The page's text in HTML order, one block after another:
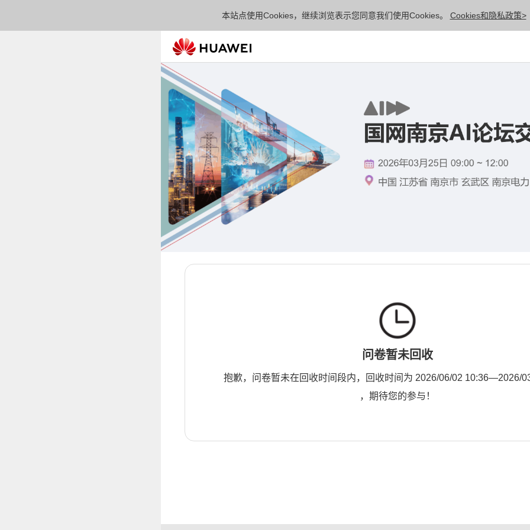
本站点使用Cookies，继续浏览表示您同意我们使用Cookies。 Cookies和隐私政策>
问卷暂未回收
抱歉，问卷暂未在回收时间段内，回收时间为 2026/06/02 10:36—2026/
，期待您的参与！